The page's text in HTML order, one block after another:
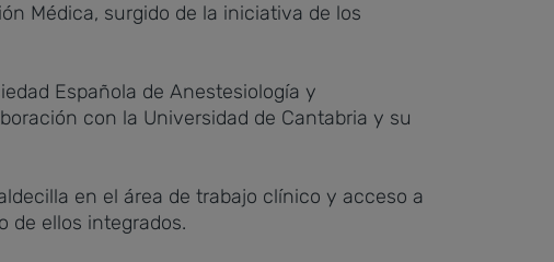
Médica, surgido de la iniciativa de los
Española de Anestesiología y
con la Universidad de Cantabria y su
en el área de trabajo clínico y acceso a
de ellos integrados.